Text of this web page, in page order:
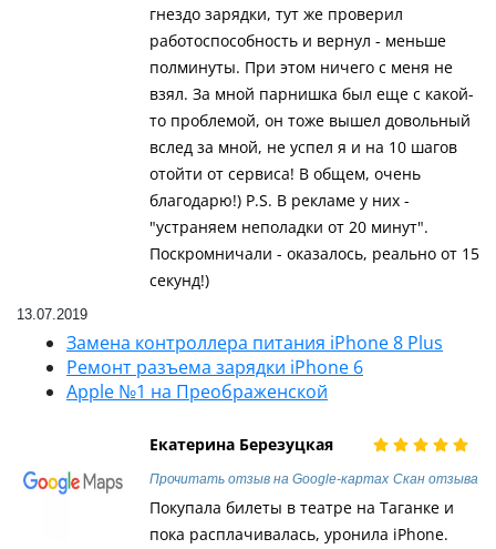
гнездо зарядки, тут же проверил
работоспособность и вернул - меньше
полминуты. При этом ничего с меня не
взял. За мной парнишка был еще с какой-
то проблемой, он тоже вышел довольный
вслед за мной, не успел я и на 10 шагов
отойти от сервиса! В общем, очень
благодарю!) P.S. В рекламе у них -
"устраняем неполадки от 20 минут".
Поскромничали - оказалось, реально от 15
секунд!)
13.07.2019
Замена контроллера питания iPhone 8 Plus
Ремонт разъема зарядки iPhone 6
Apple №1 на Преображенской
Екатерина Березуцкая
Прочитать отзыв на Google-картах Скан отзыва
Покупала билеты в театре на Таганке и
пока расплачивалась, уронила iPhone.